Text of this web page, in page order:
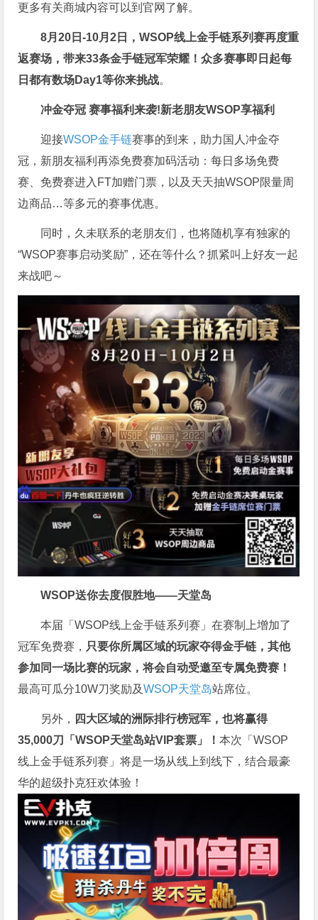
更多有关商城内容可以到官网了解。
8月20日-10月2日，WSOP线上金手链系列赛再度重
返赛场 ，带来33条金手链冠军荣耀！众多赛事即日起每
日都有数场Day1等你来挑战。
冲金夺冠 赛事福利来袭!新老朋友WSOP享福利
迎接WSOP金手链赛事的到来，助力国人冲金夺
冠，新朋友福利再添免费赛加码活动：每日多场免费
赛、免费赛进入FT加赠门票，以及天天抽WSOP限量周
边商品…等多元的赛事优惠。
同时，久未联系的老朋友们，也将随机享有独家的
“WSOP赛事启动奖励”，还在等什么？抓紧叫上好友一起
来战吧～
WSOP送你去度假胜地——天堂岛
本届「WSOP线上金手链系列赛」在赛制上增加了
冠军免费赛， 只要你所属区域的玩家夺得金手链，其他
参加同一场比赛的玩家，将会自动受邀至专属免费赛！
最高可瓜分10W刀奖励及WSOP天堂岛站席位。
另外， 四大区域的洲际排行榜冠军，也将赢得
35,000刀「WSOP天堂岛站VIP套票」！本次「WSOP
线上金手链系列赛」将是一场从线上到线下，结合最豪
华的超级扑克狂欢体验！